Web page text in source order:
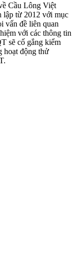
Cầu Lông Việt
lập từ 2012 với mục
vấn đề liên quan
với các thông tin
sẽ cố gắng kiểm
hoạt động thử